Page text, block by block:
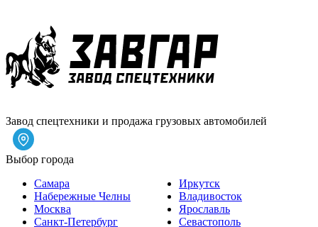
Завод спецтехники и продажа грузовых автомобилей
Выбор города
Самара
Набережные Челны
Москва
Санкт-Петербург
Иркутск
Владивосток
Ярославль
Севастополь